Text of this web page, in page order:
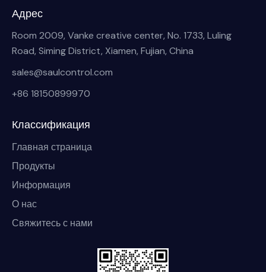
Адрес
Room 2009, Vanke creative center, No. 1733, Luling
Road, Siming District, Xiamen, Fujian, China
sales@saulcontrol.com
+86 18150899970
Классификация
Главная страница
Продукты
Информация
О нас
Свяжитесь с нами